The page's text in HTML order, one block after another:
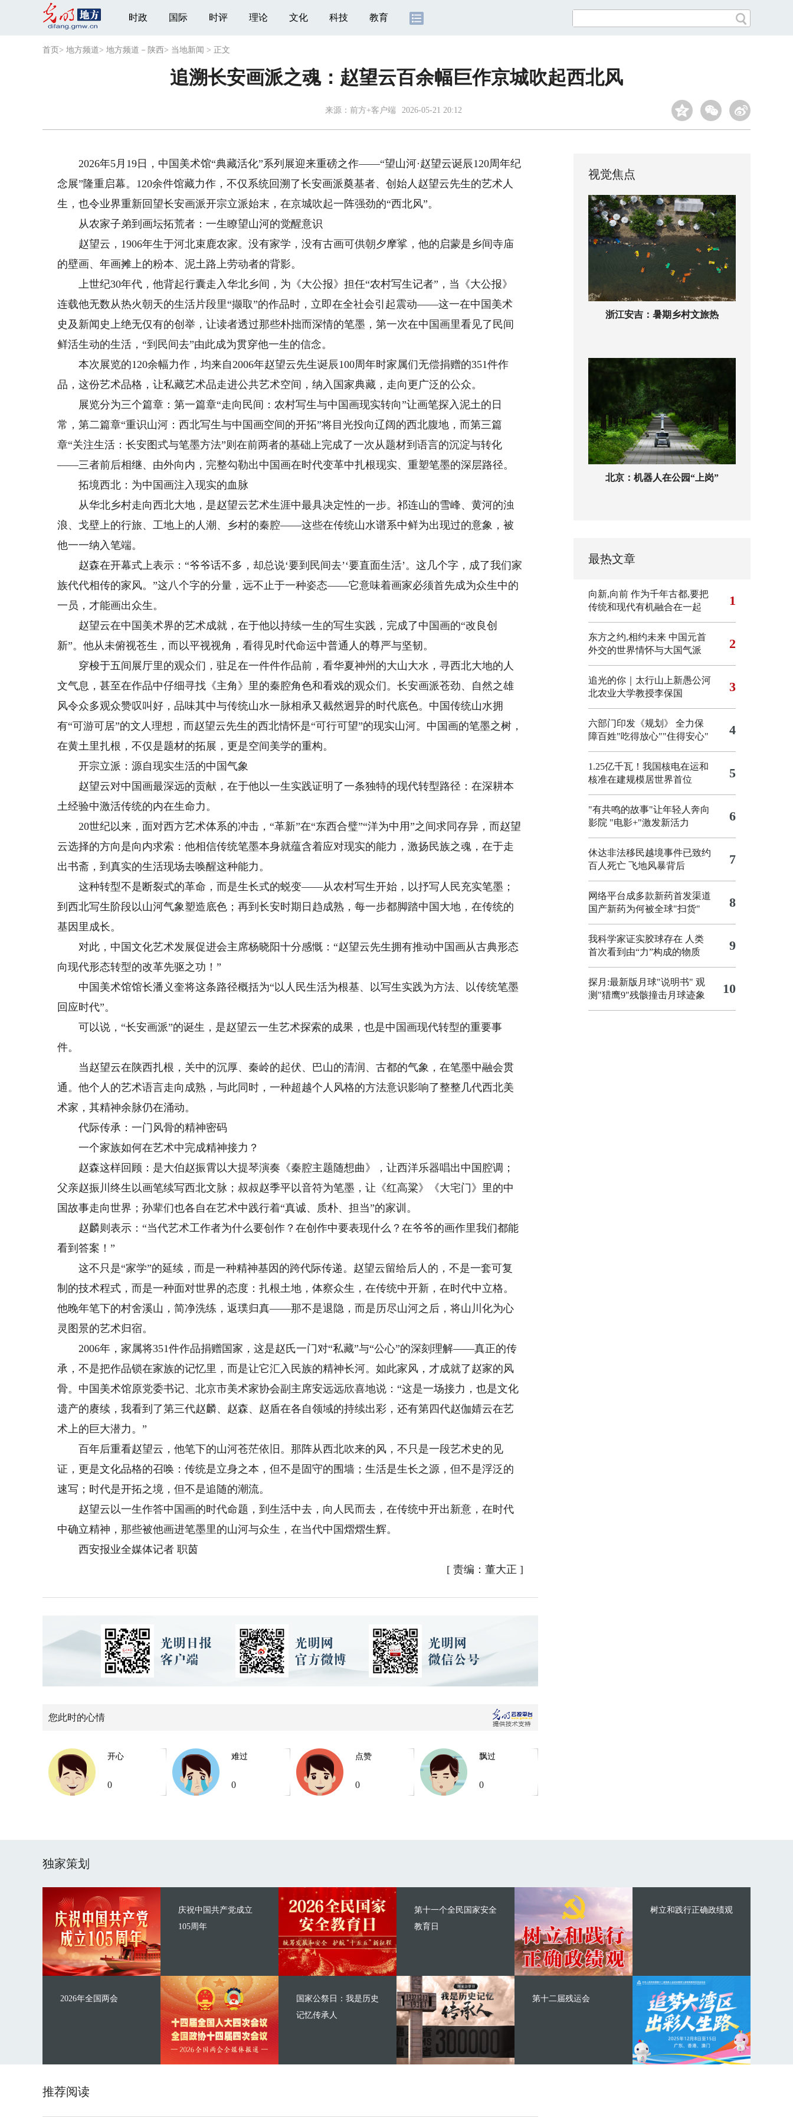
时政 国际 时评 理论 文化 科技 教育
首页 > 地方频道> 地方频道－陕西> 当地新闻 > 正文
追溯长安画派之魂：赵望云百余幅巨作京城吹起西北风
来源： 前方+客户端 2026-05-21 20:12
2026年5月19日，中国美术馆“典藏活化”系列展迎来重磅之作——“望山河·赵望云诞辰120周年纪
念展”隆重启幕。120余件馆藏力作，不仅系统回溯了长安画派奠基者、创始人赵望云先生的艺术人
生，也令业界重新回望长安画派开宗立派始末，在京城吹起一阵强劲的“西北风”。
从农家子弟到画坛拓荒者：一生瞭望山河的觉醒意识
赵望云，1906年生于河北束鹿农家。没有家学，没有古画可供朝夕摩挲，他的启蒙是乡间寺庙
的壁画、年画摊上的粉本、泥土路上劳动者的背影。
上世纪30年代，他背起行囊走入华北乡间，为《大公报》担任“农村写生记者”，当《大公报》
连载他无数从热火朝天的生活片段里“撷取”的作品时，立即在全社会引起震动——这一在中国美术
史及新闻史上绝无仅有的创举，让读者透过那些朴拙而深情的笔墨，第一次在中国画里看见了民间
鲜活生动的生活，“到民间去”由此成为贯穿他一生的信念。
本次展览的120余幅力作，均来自2006年赵望云先生诞辰100周年时家属们无偿捐赠的351件作
品，这份艺术品格，让私藏艺术品走进公共艺术空间，纳入国家典藏，走向更广泛的公众。
展览分为三个篇章：第一篇章“走向民间：农村写生与中国画现实转向”让画笔探入泥土的日
常，第二篇章“重识山河：西北写生与中国画空间的开拓”将目光投向辽阔的西北腹地，而第三篇
章“关注生活：长安图式与笔墨方法”则在前两者的基础上完成了一次从题材到语言的沉淀与转化
——三者前后相继、由外向内，完整勾勒出中国画在时代变革中扎根现实、重塑笔墨的深层路径。
拓境西北：为中国画注入现实的血脉
从华北乡村走向西北大地，是赵望云艺术生涯中最具决定性的一步。祁连山的雪峰、黄河的浊
浪、戈壁上的行旅、工地上的人潮、乡村的秦腔——这些在传统山水谱系中鲜为出现过的意象，被
他一一纳入笔端。
赵森在开幕式上表示：“爷爷话不多，却总说‘要到民间去’‘要直面生活’。这几个字，成了我们家
族代代相传的家风。”这八个字的分量，远不止于一种姿态——它意味着画家必须首先成为众生中的
一员，才能画出众生。
赵望云在中国美术界的艺术成就，在于他以持续一生的写生实践，完成了中国画的“改良创
新”。他从未俯视苍生，而以平视视角，看得见时代命运中普通人的尊严与坚韧。
穿梭于五间展厅里的观众们，驻足在一件件作品前，看华夏神州的大山大水，寻西北大地的人
文气息，甚至在作品中仔细寻找《主角》里的秦腔角色和看戏的观众们。长安画派苍劲、自然之雄
风令众多观众赞叹叫好，品味其中与传统山水一脉相承又截然迥异的时代底色。中国传统山水拥
有“可游可居”的文人理想，而赵望云先生的西北情怀是“可行可望”的现实山河。中国画的笔墨之树，
在黄土里扎根，不仅是题材的拓展，更是空间美学的重构。
开宗立派：源自现实生活的中国气象
赵望云对中国画最深远的贡献，在于他以一生实践证明了一条独特的现代转型路径：在深耕本
土经验中激活传统的内在生命力。
20世纪以来，面对西方艺术体系的冲击，“革新”在“东西合璧”“洋为中用”之间求同存异，而赵望
云选择的方向是向内求索：他相信传统笔墨本身就蕴含着应对现实的能力，激扬民族之魂，在于走
出书斋，到真实的生活现场去唤醒这种能力。
这种转型不是断裂式的革命，而是生长式的蜕变——从农村写生开始，以抒写人民充实笔墨；
到西北写生阶段以山河气象塑造底色；再到长安时期日趋成熟，每一步都脚踏中国大地，在传统的
基因里成长。
对此，中国文化艺术发展促进会主席杨晓阳十分感慨：“赵望云先生拥有推动中国画从古典形态
向现代形态转型的改革先驱之功！”
中国美术馆馆长潘义奎将这条路径概括为“以人民生活为根基、以写生实践为方法、以传统笔墨
回应时代”。
可以说，“长安画派”的诞生，是赵望云一生艺术探索的成果，也是中国画现代转型的重要事
件。
当赵望云在陕西扎根，关中的沉厚、秦岭的起伏、巴山的清润、古都的气象，在笔墨中融会贯
通。他个人的艺术语言走向成熟，与此同时，一种超越个人风格的方法意识影响了整整几代西北美
术家，其精神余脉仍在涌动。
代际传承：一门风骨的精神密码
一个家族如何在艺术中完成精神接力？
赵森这样回顾：是大伯赵振霄以大提琴演奏《秦腔主题随想曲》，让西洋乐器唱出中国腔调；
父亲赵振川终生以画笔续写西北文脉；叔叔赵季平以音符为笔墨，让《红高粱》《大宅门》里的中
国故事走向世界；孙辈们也各自在艺术中践行着“真诚、质朴、担当”的家训。
赵麟则表示：“当代艺术工作者为什么要创作？在创作中要表现什么？在爷爷的画作里我们都能
看到答案！”
这不只是“家学”的延续，而是一种精神基因的跨代际传递。赵望云留给后人的，不是一套可复
制的技术程式，而是一种面对世界的态度：扎根土地，体察众生，在传统中开新，在时代中立格。
他晚年笔下的村舍溪山，简净洗练，返璞归真——那不是退隐，而是历尽山河之后，将山川化为心
灵图景的艺术归宿。
2006年，家属将351件作品捐赠国家，这是赵氏一门对“私藏”与“公心”的深刻理解——真正的传
承，不是把作品锁在家族的记忆里，而是让它汇入民族的精神长河。如此家风，才成就了赵家的风
骨。中国美术馆原党委书记、北京市美术家协会副主席安远远欣喜地说：“这是一场接力，也是文化
遗产的赓续，我看到了第三代赵麟、赵森、赵盾在各自领域的持续出彩，还有第四代赵伽婧云在艺
术上的巨大潜力。”
百年后重看赵望云，他笔下的山河苍茫依旧。那阵从西北吹来的风，不只是一段艺术史的见
证，更是文化品格的召唤：传统是立身之本，但不是固守的围墙；生活是生长之源，但不是浮泛的
速写；时代是开拓之境，但不是追随的潮流。
赵望云以一生作答中国画的时代命题，到生活中去，向人民而去，在传统中开出新意，在时代
中确立精神，那些被他画进笔墨里的山河与众生，在当代中国熠熠生辉。
西安报业全媒体记者 职茵
[ 责编：董大正 ]
您此时的心情
开心
0
难过
0
点赞
0
飘过
0
视觉焦点
浙江安吉：暑期乡村文旅热
北京：机器人在公园“上岗”
最热文章
向新,向前 作为千年古都,要把
传统和现代有机融合在一起
1
东方之约,相约未来 中国元首
外交的世界情怀与大国气派
2
追光的你｜太行山上新愚公河
北农业大学教授李保国
3
六部门印发《规划》 全力保
障百姓"吃得放心""住得安心"
4
1.25亿千瓦！我国核电在运和
核准在建规模居世界首位
5
"有共鸣的故事"让年轻人奔向
影院 "电影+"激发新活力 6
休达非法移民越境事件已致约
百人死亡 飞地风暴背后 7
网络平台成多款新药首发渠道
国产新药为何被全球"扫货"
8
我科学家证实胶球存在 人类
首次看到由“力”构成的物质
9
探月:最新版月球"说明书" 观
测"猎鹰9"残骸撞击月球迹象
10
独家策划
庆祝中国共产党成立
105周年
2026年全国两会
第十一个全民国家安全
教育日
国家公祭日：我是历史
记忆传承人
树立和践行正确政绩观
第十二届残运会
推荐阅读